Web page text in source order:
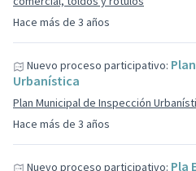
Hace más de 3 años
Hace más de 3 años
Nuevo proceso participativo:
Urbanística
Plan Municipal de Inspección
Nuevo proceso participativo: Pla